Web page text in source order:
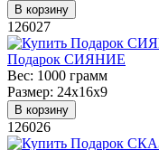
В корзину
126027
Подарок СИЯНИЕ
Вес: 1000 грамм
Размер: 24х16х9
В корзину
126026